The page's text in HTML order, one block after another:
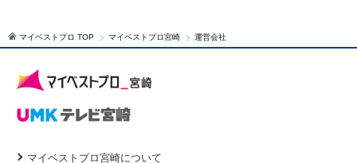
マイベストプロ TOP マイベストプロ宮崎 運営会社
マイベストプロ宮崎について